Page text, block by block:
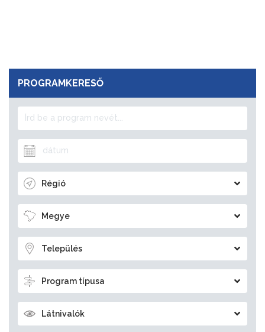
PROGRAMKERESŐ
Régió
Megye
Település
Program típusa
Látnivalók